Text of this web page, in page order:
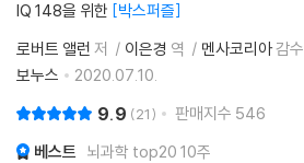
IQ 148을 위한 박스퍼즐
로버트 앨런 저 이은경 역 멘사코리아감수
보누스
2020.07.10.
9.9 21 판매지수 546
베스트 뇌과학 top20 10주